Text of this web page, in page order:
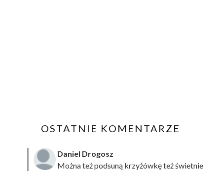
OSTATNIE KOMENTARZE
Daniel Drogosz
Można też podsuną krzyżówkęteż świetnie